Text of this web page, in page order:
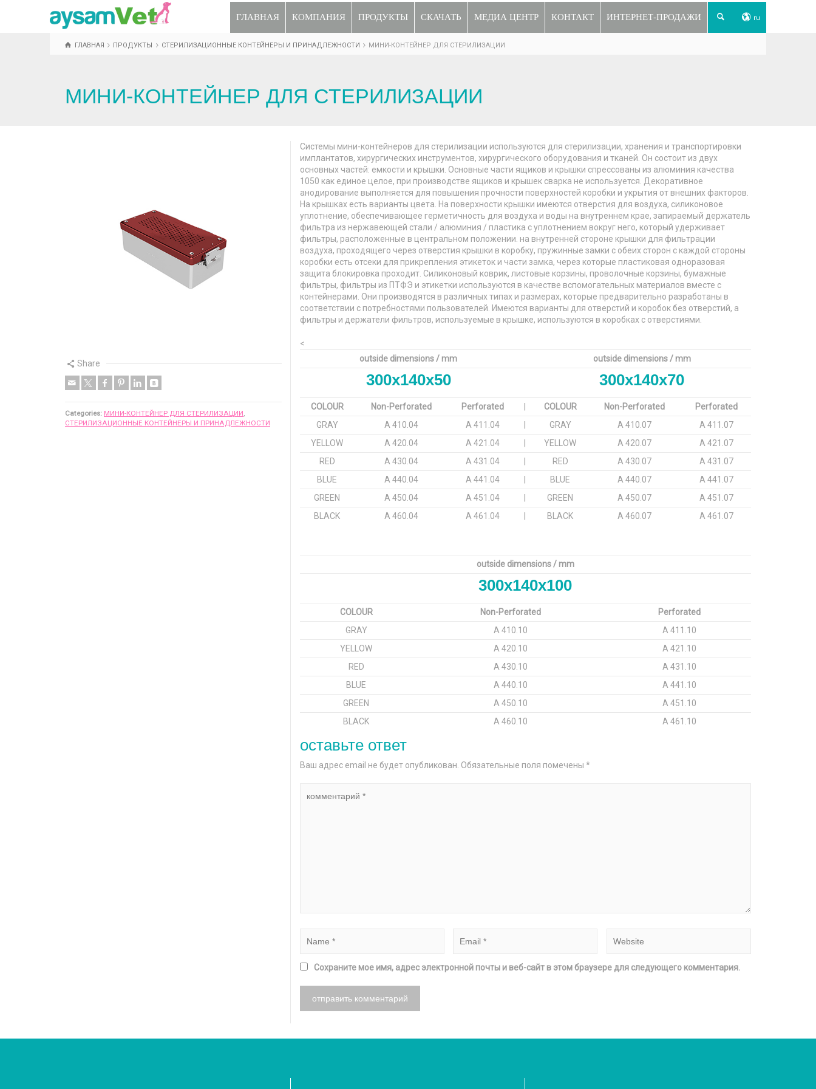
ГЛАВНАЯ КОМПАНИЯ ПРОДУКТЫ СКАЧАТЬ МЕДИА ЦЕНТР КОНТАКТ ИНТЕРНЕТ-ПРОДАЖИ ru
ГЛАВНАЯ ПРОДУКТЫ СТЕРИЛИЗАЦИОННЫЕ КОНТЕЙНЕРЫ И ПРИНАДЛЕЖНОСТИ МИНИ-КОНТЕЙНЕР ДЛЯ СТЕРИЛИЗАЦИИ
МИНИ-КОНТЕЙНЕР ДЛЯ СТЕРИЛИЗАЦИИ
Share
Categories: МИНИ-КОНТЕЙНЕР ДЛЯ СТЕРИЛИЗАЦИИ
СТЕРИЛИЗАЦИОННЫЕ КОНТЕЙНЕРЫ И ПРИНАДЛЕЖНОСТИ
Системы мини-контейнеров для стерилизации используются для стерилизации, хранения и транспортировки
имплантатов, хирургических инструментов, хирургического оборудования и тканей. Он состоит из двух
основных частей: емкости и крышки. Основные части ящиков и крышки спрессованы из алюминия качества
1050 как единое целое, при производстве ящиков и крышек сварка не используется. Декоративное
анодирование выполняется для повышения прочности поверхностей коробки и укрытия от внешних факторов.
На крышках есть варианты цвета. На поверхности крышки имеются отверстия для воздуха, силиконовое
уплотнение, обеспечивающее герметичность для воздуха и воды на внутреннем крае, запираемый держатель
фильтра из нержавеющей стали / алюминия / пластика с уплотнением вокруг него, который удерживает
фильтры, расположенные в центральном положении. на внутренней стороне крышки для фильтрации
воздуха, проходящего через отверстия крышки в коробку, пружинные замки с обеих сторон с каждой стороны
коробки есть отсеки для прикрепления этикеток и части замка, через которые пластиковая одноразовая
защита блокировка проходит. Силиконовый коврик, листовые корзины, проволочные корзины, бумажные
фильтры, фильтры из ПТФЭ и этикетки используются в качестве вспомогательных материалов вместе с
контейнерами. Они производятся в различных типах и размерах, которые предварительно разработаны в
соответствии с потребностями пользователей. Имеются варианты для отверстий и коробок без отверстий, а
фильтры и держатели фильтров, используемые в крышке, используются в коробках с отверстиями.
<
outside dimensions / mm
outside dimensions / mm
300x140x50 300x140x70
COLOUR Non-Perforated Perforated COLOUR Non-Perforated
Perforated
GRAY
A 410.04 A 411.04 GRAY A 410.07
A 411.07
YELLOW
A 420.04 A 421.04 YELLOW A 420.07
A 421.07
RED
A 430.04 A 431.04 RED A 430.07
A 431.07
BLUE
A 440.04 A 441.04 BLUE A 440.07
A 441.07
GREEN
A 450.04 A 451.04 GREEN A 450.07
A 451.07
BLACK
A 460.04 A 461.04 BLACK A 460.07 A 461.07
outside dimensions / mm
300x140x100
COLOUR Non-Perforated
Perforated
GRAY
A 410.10
A 411.10
YELLOW
A 420.10
A 421.10
RED
A 430.10
A 431.10
BLUE
A 440.10
A 441.10
GREEN
A 450.10
A 451.10
BLACK
A 460.10 A 461.10
оставьте ответ
Ваш адрес email не будет опубликован. Обязательные поля помечены *
Сохраните мое имя, адрес электронной почты и веб-сайт в этом браузере для следующего комментария.